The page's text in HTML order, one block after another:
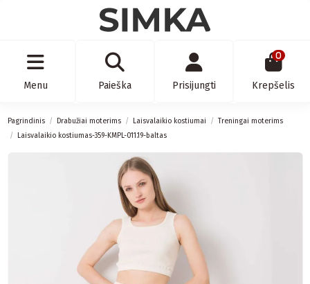
Menu Paieška Prisijungti
0
Krepšelis
Pagrindinis Drabužiai moterims Laisvalaikio kostiumai
Treningai moterims
Laisvalaikio kostiumas-359-KMPL-011.19-baltas